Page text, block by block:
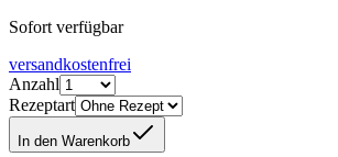
Sofort verfügbar
versandkostenfrei
Anzahl
Rezeptart
In den Warenkorb